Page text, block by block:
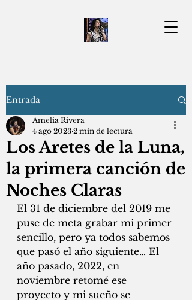
Entrada
Los Aretes de la Luna,
la primera canción de
Noches Claras
Amelia Rivera
4 ago 2023 2 min de lectura
El 31 de diciembre del 2019 me
puse de meta grabar mi primer
sencillo, pero ya todos sabemos
que pasó el año siguiente… El
año pasado, 2022, en
noviembre retomé ese
proyecto y mi sueño se